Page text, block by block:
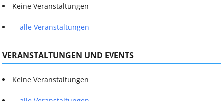
Keine Veranstaltungen
alle Veranstaltungen
VERANSTALTUNGEN UND EVENTS
Keine Veranstaltungen